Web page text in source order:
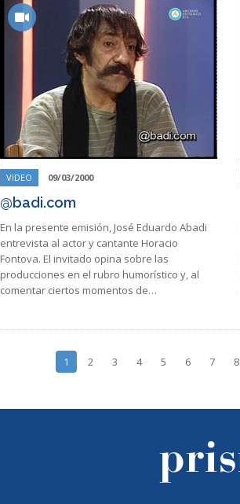
VIDEO 09/03/2000
@badi.com
En la presente emisión, José Eduardo Abadi
entrevista al actor y cantante Horacio
Fontova. El invitado opina sobre las
producciones en el rubro humorístico y, al
comentar ciertos momentos de…
1 2 3 4 5 6 7 8